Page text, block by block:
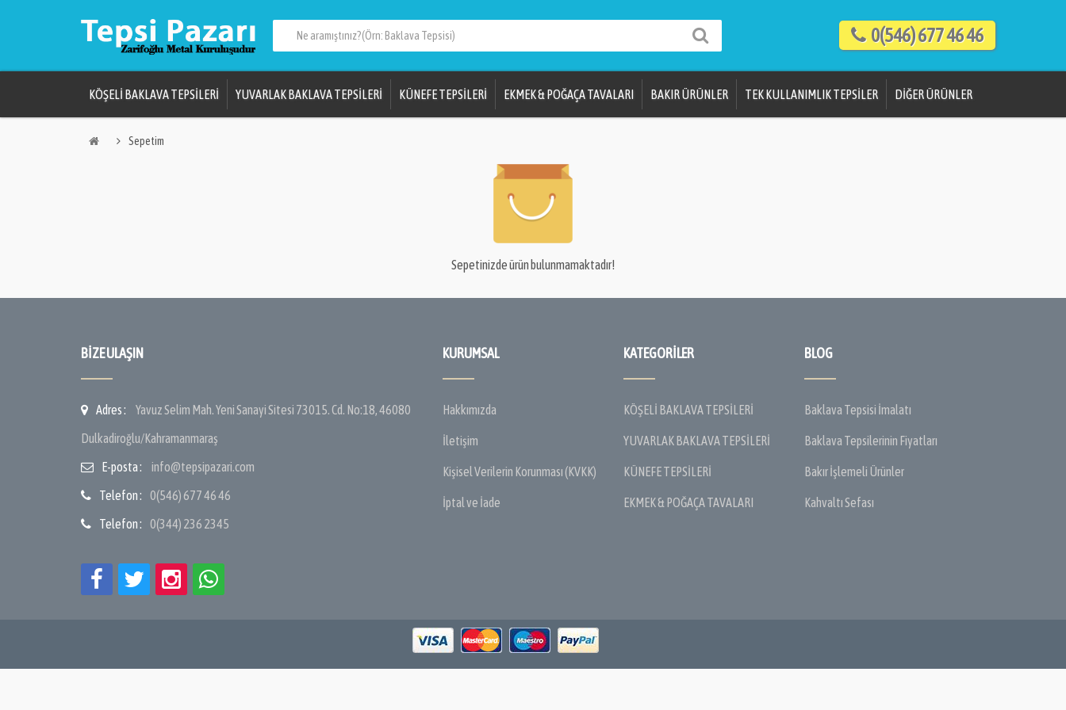
0(546) 677 46 46
KÖŞELİ BAKLAVA TEPSİLERİ YUVARLAK BAKLAVA TEPSİLERİ KÜNEFE TEPSİLERİ EKMEK & POĞAÇA TAVALARI BAKIR ÜRÜNLER TEK KULLANIMLIK TEPSİLER DİĞER ÜRÜNLER
Sepetim
Sepetinizde ürün bulunmamaktadır!
BIZE ULAŞIN
Adres :
Yavuz Selim Mah. Yeni Sanayi Sitesi 73015. Cd. No:18, 46080
Dulkadiroğlu/Kahramanmaraş
E-posta :
info@tepsipazari.com
Telefon :
0(546) 677 46 46
Telefon :
0(344) 236 2345
KURUMSAL
Hakkımızda
İletişim
Kişisel Verilerin Korunması (KVKK)
İptal ve İade
KATEGORILER
KÖŞELİ BAKLAVA TEPSİLERİ
YUVARLAK BAKLAVA TEPSİLERİ
KÜNEFE TEPSİLERİ
EKMEK & POĞAÇA TAVALARI
BLOG
Baklava Tepsisi İmalatı
Baklava Tepsilerinin Fiyatları
Bakır İşlemeli Ürünler
Kahvaltı Sefası